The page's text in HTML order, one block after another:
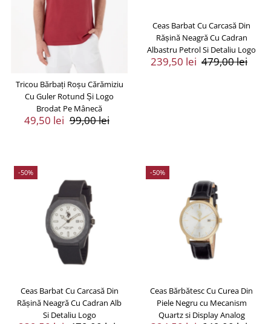
Tricou Bărbați Roșu Cărămiziu
Cu Guler Rotund Și Logo
Brodat Pe Mânecă
Preț
49,50 lei Preț
99,00 lei
Ceas Barbat Cu Carcasă Din
Rășină Neagră Cu Cadran
Albastru Petrol Si Detaliu Logo
Preț
239,50 lei Preț
479,00 lei
-50%
Ceas Barbat Cu Carcasă Din
Rășină Neagră Cu Cadran Alb
Si Detaliu Logo
-50%
Ceas Bărbătesc Cu Curea Din
Piele Negru cu Mecanism
Quartz si Display Analog